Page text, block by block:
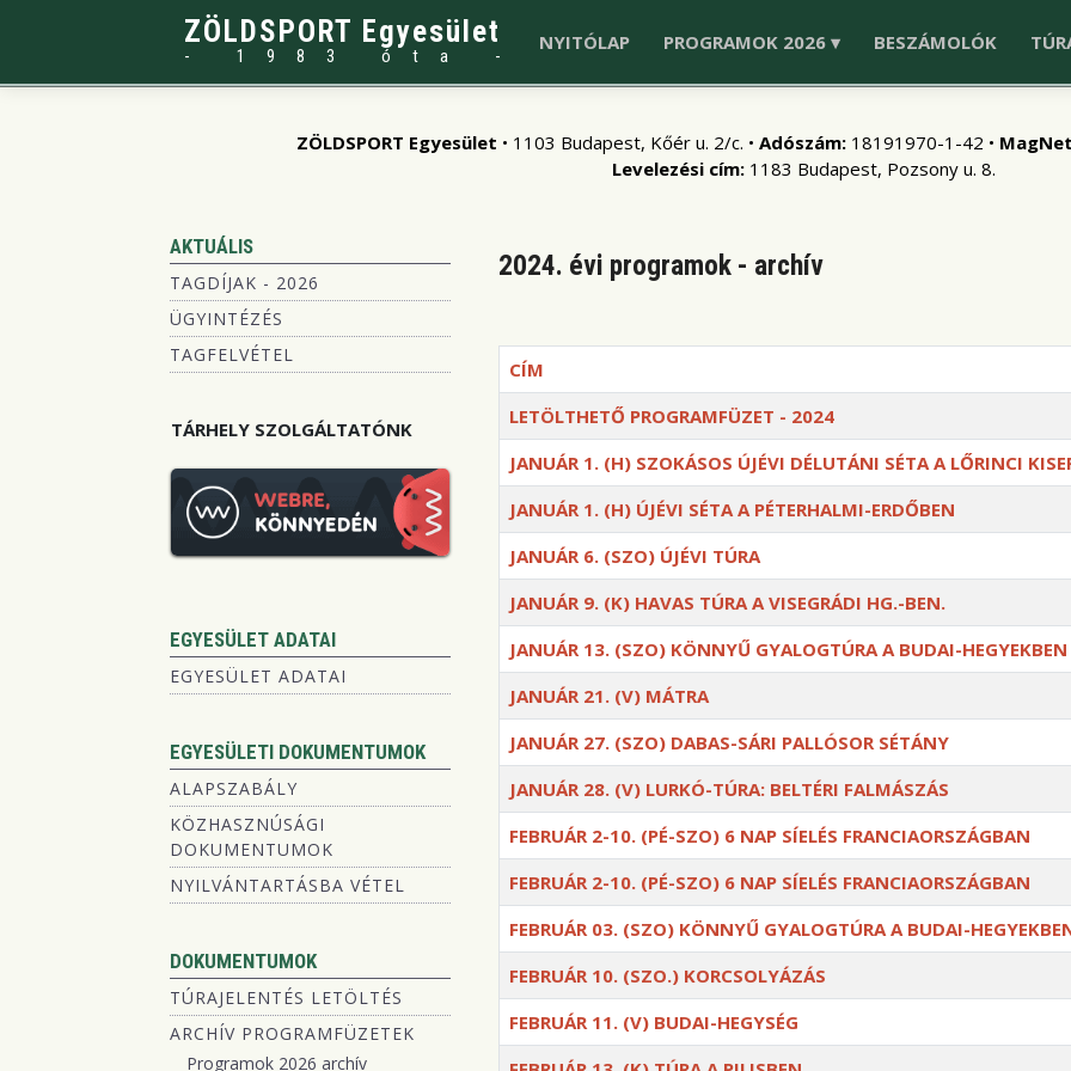
ZÖLDSPORT Egyesület
- 1983 óta -
NYITÓLAP PROGRAMOK 2026 ▾ BESZÁMOLÓK
ZÖLDSPORT Egyesület • 1103 Budapest, Kőér u. 2/c. • Adószám: 18191970-1-42 •
Levelezési cím:1183 Budapest, Pozsony u. 8.
AKTUÁLIS
TAGDÍJAK - 2026
ÜGYINTÉZÉS
TAGFELVÉTEL
TÁRHELY SZOLGÁLTATÓNK
EGYESÜLET ADATAI
EGYESÜLET ADATAI
EGYESÜLETI DOKUMENTUMOK
ALAPSZABÁLY
KÖZHASZNÚSÁGI
DOKUMENTUMOK
NYILVÁNTARTÁSBA VÉTEL
DOKUMENTUMOK
TÚRAJELENTÉS LETÖLTÉS
ARCHÍV PROGRAMFÜZETEK
Programok 2026 archív
2024. évi programok - archív
CÍM
LETÖLTHETŐ PROGRAMFÜZET - 2024
JANUÁR 1. (H) SZOKÁSOS ÚJÉVI DÉLUTÁNI SÉTA A LŐRINCI
JANUÁR 1. (H) ÚJÉVI SÉTA A PÉTERHALMI-ERDŐBEN
JANUÁR 6. (SZO) ÚJÉVI TÚRA
JANUÁR 9. (K) HAVAS TÚRA A VISEGRÁDI HG.-BEN.
JANUÁR 13. (SZO) KÖNNYŰ GYALOGTÚRA A BUDAI-HEGYEKBEN
JANUÁR 21. (V) MÁTRA
JANUÁR 27. (SZO) DABAS-SÁRI PALLÓSOR SÉTÁNY
JANUÁR 28. (V) LURKÓ-TÚRA: BELTÉRI FALMÁSZÁS
FEBRUÁR 2-10. (PÉ-SZO) 6 NAP SÍELÉS FRANCIAORSZÁGBAN
FEBRUÁR 2-10. (PÉ-SZO) 6 NAP SÍELÉS FRANCIAORSZÁGBAN
FEBRUÁR 03. (SZO) KÖNNYŰ GYALOGTÚRA A BUDAI-
FEBRUÁR 10. (SZO.) KORCSOLYÁZÁS
FEBRUÁR 11. (V) BUDAI-HEGYSÉG